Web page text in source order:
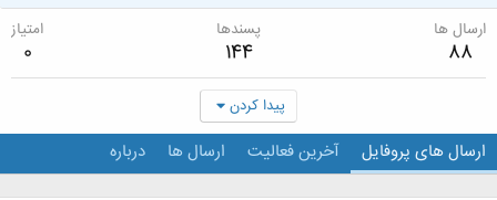
ارسال ها
88
پسندها
144
امتیاز
0
پیدا کردن
ارسال های پروفایل آخرین فعالیت ارسال ها درباره